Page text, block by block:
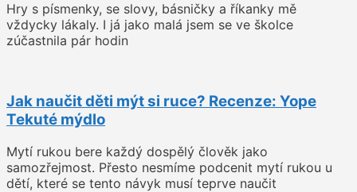
Hry s písmenky, se slovy, básničky a říkanky mě
vždycky lákaly. I já jako malá jsem se ve školce
zúčastnila pár hodin
Jak naučit děti mýt si ruce? Recenze: Yope
Tekuté mýdlo
Mytí rukou bere každý dospělý člověk jako
samozřejmost. Přesto nesmíme podcenit mytí rukou u
dětí, které se tento návyk musí teprve naučit